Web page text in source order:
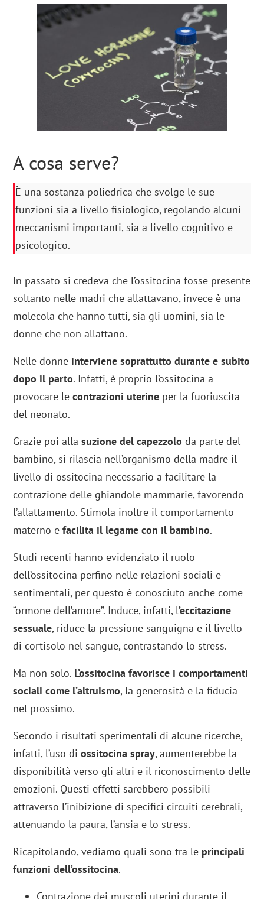
A cosa serve?
È una sostanza poliedrica che svolge le sue
funzioni sia a livello fisiologico, regolando alcuni
meccanismi importanti, sia a livello cognitivo e
psicologico.
In passato si credeva che l’ossitocina fosse presente
soltanto nelle madri che allattavano, invece è una
molecola che hanno tutti, sia gli uomini, sia le
donne che non allattano.
Nelle donne interviene soprattutto durante e subito
dopo il parto. Infatti, è proprio l’ossitocina a
provocare lecontrazioni uterine per la fuoriuscita
del neonato.
Grazie poi allasuzione del capezzolo da parte del
bambino, si rilascia nell’organismo della madre il
livello di ossitocina necessario a facilitare la
contrazione delle ghiandole mammarie, favorendo
l’allattamento. Stimola inoltre il comportamento
materno e facilita il legame con il bambino.
Studi recenti hanno evidenziato il ruolo
dell’ossitocina perfino nelle relazioni sociali e
sentimentali, per questo è conosciuto anche come
“ormone dell’amore”. Induce, infatti, l’eccitazione
sessuale, riduce la pressione sanguigna e il livello
di cortisolo nel sangue, contrastando lo stress.
Ma non solo. L’ossitocina favorisce i comportamenti
sociali come l’altruismo, la generosità e la fiducia
nel prossimo.
Secondo i risultati sperimentali di alcune ricerche,
infatti, l’uso diossitocina spray, aumenterebbe la
disponibilità verso gli altri e il riconoscimento delle
emozioni. Questi effetti sarebbero possibili
attraverso l’inibizione di specifici circuiti cerebrali,
attenuando la paura, l’ansia e lo stress.
Ricapitolando, vediamo quali sono tra le principali
funzioni dell’ossitocina.